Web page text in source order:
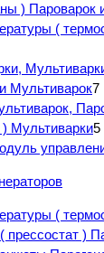
) Пароварок
(
Мультиварок7
Мультиварки5
(
прессостат )